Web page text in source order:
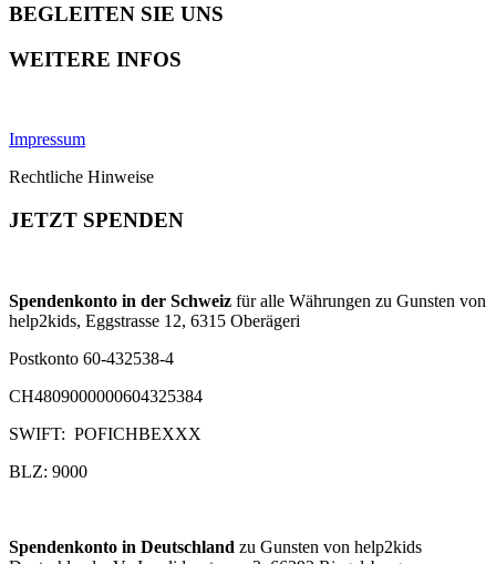
BEGLEITEN SIE UNS
WEITERE INFOS
Impressum
Rechtliche Hinweise
JETZT SPENDEN
Spendenkonto in der Schweiz für alle Währungen zu Gunsten von
help2kids, Eggstrasse 12, 6315 Oberägeri
Postkonto 60-432538-4
CH4809000000604325384
SWIFT: POFICHBEXXX
BLZ: 9000
Spendenkonto in Deutschland zu Gunsten von help2kids